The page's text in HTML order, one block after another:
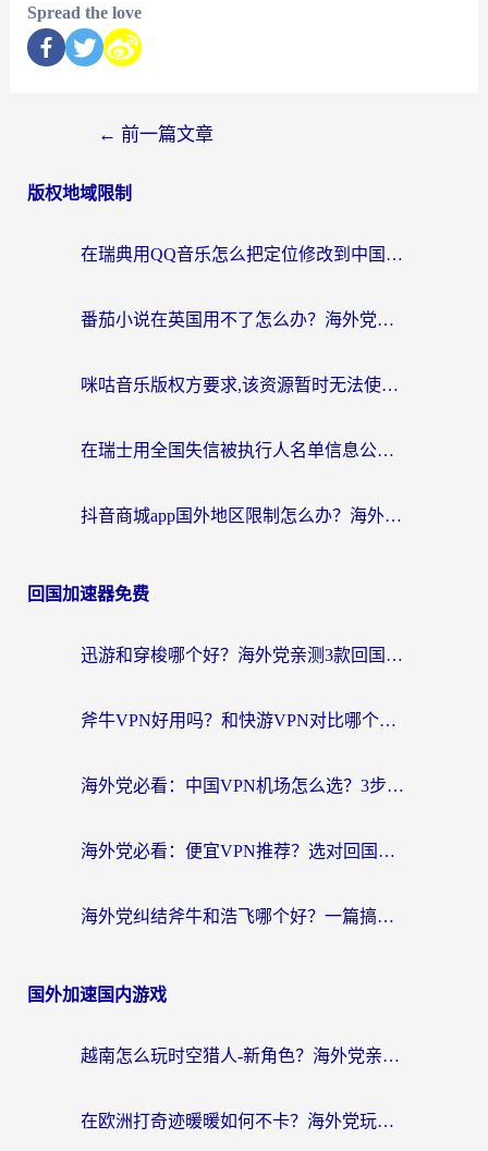
Spread the love
← 前一篇文章
版权地域限制
在瑞典用QQ音乐怎么把定位修改到中国国内？留学生亲测有效的回国加速方案
番茄小说在英国用不了怎么办？海外党亲测有效的回国加速解决方案
咪咕音乐版权方要求,该资源暂时无法使用？海外党这样解决听歌听书+看剧炒股难题
在瑞士用全国失信被执行人名单信息公布与查询地区限制怎么办？还能看欧洲杯直播和咪咕视频吗？
抖音商城app国外地区限制怎么办？海外党解锁国内内容的实用指南
回国加速器免费
迅游和穿梭哪个好？海外党亲测3款回国加速器+手游加速对比，附避坑指南
斧牛VPN好用吗？和快游VPN对比哪个回国效果更好？马来西亚留学生亲测分享
海外党必看：中国VPN机场怎么选？3步教你无缝访问国内资源（附避坑指南）
海外党必看：便宜VPN推荐？选对回国加速器才能无缝刷国内剧玩国服
海外党纠结斧牛和浩飞哪个好？一篇搞定回国加速器选择+无缝访问国内资源指南
国外加速国内游戏
越南怎么玩时空猎人-新角色？海外党亲测有效的国服游戏加速指南
在欧洲打奇迹暖暖如何不卡？海外党玩国服游戏的终极加速攻略